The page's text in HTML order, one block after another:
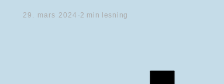
29. mars 2024 2 min lesning